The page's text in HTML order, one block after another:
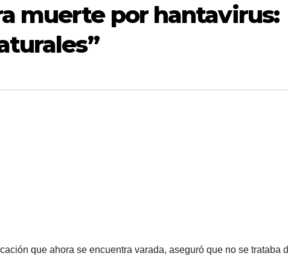
muerte por hantavirus:
que ahora se encuentra varada, aseguró que no se trataba